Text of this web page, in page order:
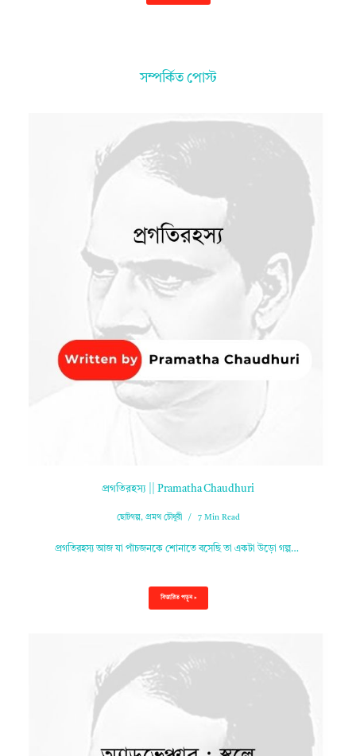
সম্পর্কিত পোস্ট
প্রগতিরহস্য || Pramatha Chaudhuri
ছোটগল্প, প্রমথ চৌধুরী 7 Min Read
প্রগতিরহস্য আজ যা পাঁচজনকে শোনাতে বসেছি তা একটা উড়ো গল্প…
বিস্তারিত পড়ুন »